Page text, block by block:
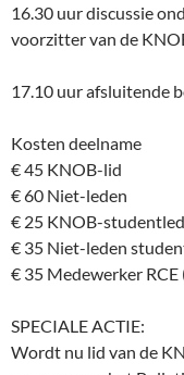
16.30 uur discussie
voorzitter van de
17.10 uur afsluitende
Kosten deelname
€ 45 KNOB-lid
€ 60 Niet-leden
€ 25 KNOB-
€ 35 Niet-leden
€ 35 Medewerker
SPECIALE ACTIE:
Wordt nu lid van de